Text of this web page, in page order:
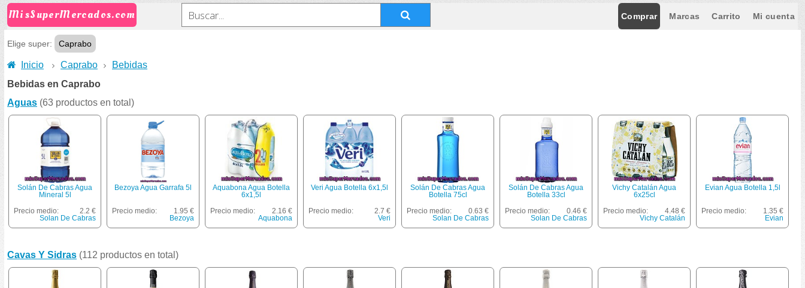
MisSuperMercados.com Comprar Marcas Carrito Mi cuenta
Elige super: Caprabo
Inicio Caprabo
Bebidas
Bebidas en Caprabo
Aguas (63 productos en total)
Solán De Cabras Agua
Mineral 5l
Precio medio:
2.2 €
Solan De Cabras
Bezoya Agua Garrafa 5l
Precio medio:
1.95 €
Bezoya
Aquabona Agua Botella
6x1,5l
Precio medio:
2.16 €
Aquabona
Veri Agua Botella 6x1,5l
Precio medio:
2.7 €
Veri
Solán De Cabras Agua
Botella 75cl
Precio medio:
0.63 €
Solan De Cabras
Solán De Cabras Agua
Botella 33cl
Precio medio:
0.46 €
Solan De Cabras
Vichy Catalán Agua
6x25cl
Precio medio:
4.48 €
Vichy Catalán
Evian Agua Botella 1,5l
Precio medio:
1.35 €
Evian
Cavas Y Sidras (112 productos en total)